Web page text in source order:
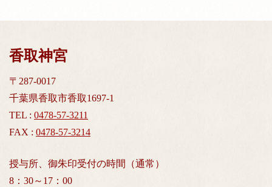
香取神宮
〒287-0017
千葉県香取市香取1697-1
TEL : 0478-57-3211
FAX : 0478-57-3214
授与所、御朱印受付の時間（通常）
8：30～17：00